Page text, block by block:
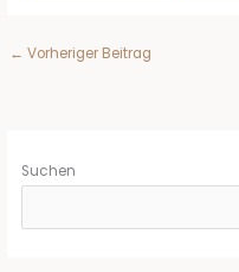
← Vorheriger Beitrag
Suchen